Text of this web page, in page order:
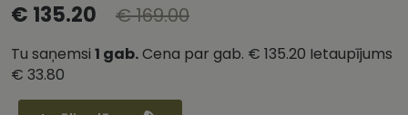
€ 135.20 € 169.00
Tu saņemsi 1 gab.Cena par gab. € 135.20 Ietaupījums
€ 33.80